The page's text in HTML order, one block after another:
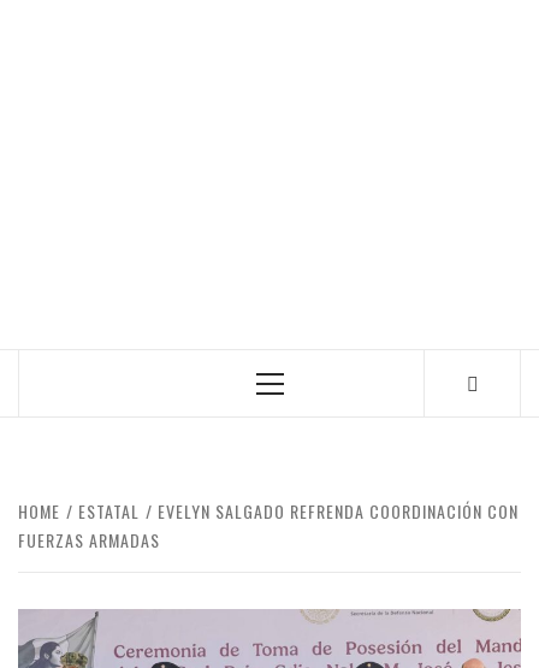
Primary
HOME ESTATAL
EVELYN SALGADO REFRENDA COORDINACIÓN CON
FUERZAS ARMADAS